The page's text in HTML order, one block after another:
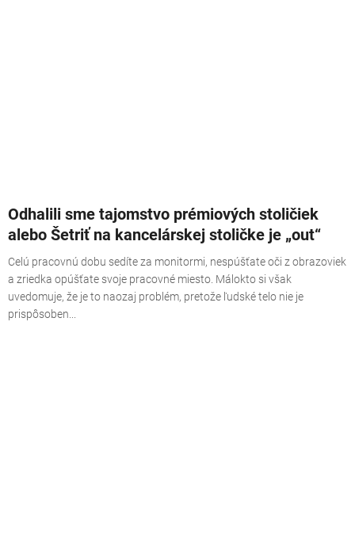
Odhalili sme tajomstvo prémiových stoličiek
alebo Šetriť na kancelárskej stoličke je „out“
Celú pracovnú dobu sedíte za monitormi, nespúšťate oči z obrazoviek
a zriedka opúšťate svoje pracovné miesto. Málokto si však
uvedomuje, že je to naozaj problém, pretože ľudské telo nie je
prispôsoben...